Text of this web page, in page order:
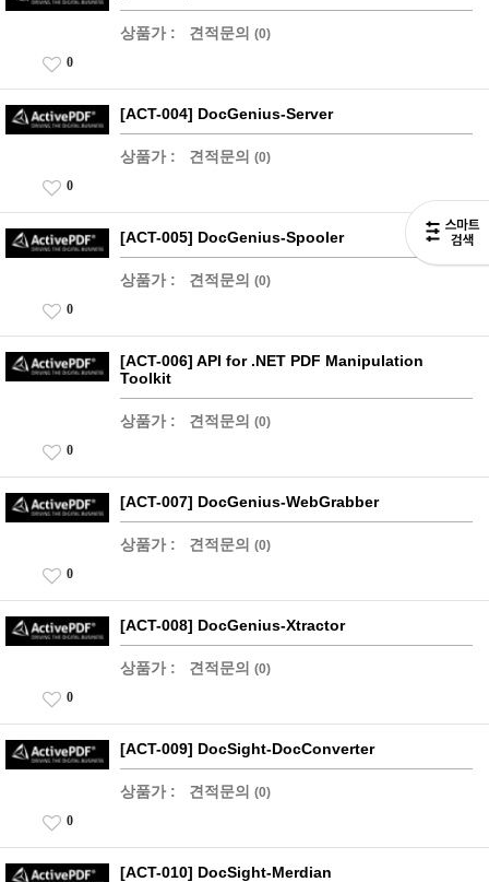
상품가 : 견적문의 (0)
0
[ACT-004] DocGenius-Server
상품가 : 견적문의 (0)
0
[ACT-005] DocGenius-Spooler
상품가 : 견적문의 (0)
0
[ACT-006] API for .NET PDF Manipulation
Toolkit
상품가 : 견적문의 (0)
0
[ACT-007] DocGenius-WebGrabber
상품가 : 견적문의 (0)
0
[ACT-008] DocGenius-Xtractor
상품가 : 견적문의 (0)
0
[ACT-009] DocSight-DocConverter
상품가 : 견적문의 (0)
0
[ACT-010] DocSight-Merdian